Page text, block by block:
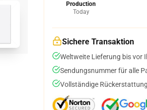
Production
Today
Sichere Transaktion
Weltweite Lieferung bis vor
Sendungsnummer für alle
Vollständige